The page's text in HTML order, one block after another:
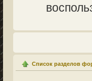
Список разделов